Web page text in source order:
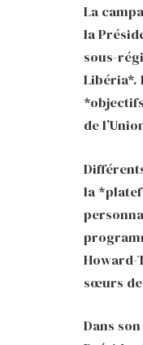
La
la
sous-
Libéria*.
de
la
Howard-
sœurs
Dans